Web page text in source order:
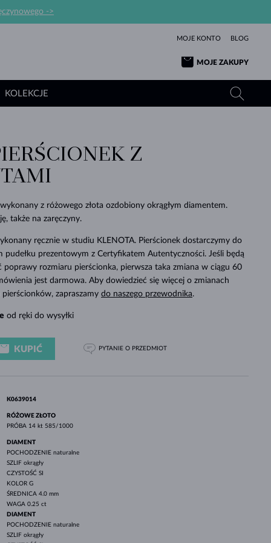
->
MOJE KONTO BLOG
MOJE ZAKUPY
WYJĄTKOWY
SPRAWDŹ
MIŁOŚĆ
SPRAWDŹ
ŻÓŁTE ZŁOTO
RÓŻOWE ZŁOTO
PIĘKNEM
SPRAWDŹ
TANZANITY
TOPAZY
TURMALINY
MOŁDAWITY
DLA NOWORODKÓW
ŚLUBNE
BIAŁE ZŁOTO
PIĘKNE
SPRAWDŹ
TURMALINY
MOŁDAWITY
WISIORKI Z PERŁAMI
BIAŁE ZŁOTO
ŻÓŁTE ZŁOTO
RÓŻOWE ZŁOTO
PROSTOTY
SPRAWDŹ
BRANSOLETKI
SPRAWDŹ
PERŁY
SPRAWDŹ
SZAFIRY
SZMARAGDY
MOŁDAWITY
MINERAŁY
ŚLUBNA
ŻÓŁTE ZŁOTO
BIAŁE ZŁOTO
BIŻUTERIA
SPRAWDŹ
PIĘKNO
SPRAWDŹ
KOLEKCJE
KOLEKCJE
SPRAWDŹ
Z
z różowego złota ozdobiony okrągłym diamentem.
także na zaręczyny.
ręcznie w studiu KLENOTA. Pierścionek dostarczymy do
pudełku prezentowym z Certyfikatem Autentyczności. Jeśli będą
poprawy rozmiaru pierścionka, pierwsza taka zmiana w ciągu 60
jest darmowa. Aby dowiedzieć się więcej o zmianach
zapraszamy do naszego przewodnika.
od ręki do wysyłki
KUPIĆ PYTANIE O PRZEDMIOT
K0639014
RÓŻOWE ZŁOTO
PRÓBA 14 kt 585/1000
DIAMENT
POCHODZENIE naturalne
SZLIF okrągły
CZYSTOŚĆ SI
KOLOR G
ŚREDNICA 4.0 mm
WAGA 0.25 ct
DIAMENT
POCHODZENIE naturalne
SZLIF okrągły